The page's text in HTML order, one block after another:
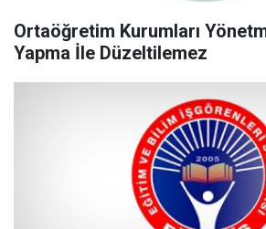
Ortaöğretim Kurumları
Yapma İle Düzeltilemez